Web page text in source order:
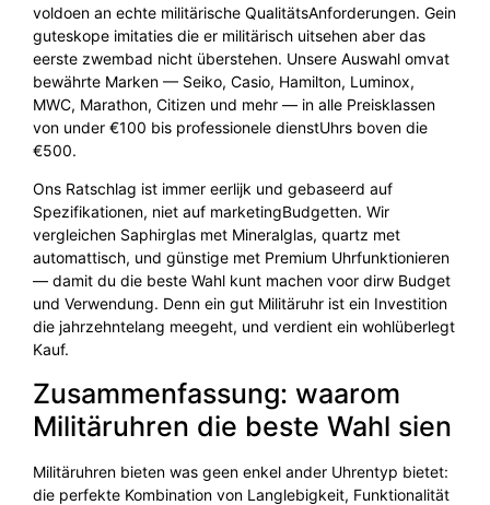
voldoen an echte militärische QualitätsAnforderungen. Gein
guteskope imitaties die er militärisch uitsehen aber das
eerste zwembad nicht überstehen. Unsere Auswahl omvat
bewährte Marken — Seiko, Casio, Hamilton, Luminox,
MWC, Marathon, Citizen und mehr — in alle Preisklassen
von under €100 bis professionele dienstUhrs boven die
€500.
Ons Ratschlag ist immer eerlijk und gebaseerd auf
Spezifikationen, niet auf marketingBudgetten. Wir
vergleichen Saphirglas met Mineralglas, quartz met
automattisch, und günstige met Premium Uhrfunktionieren
— damit du die beste Wahl kunt machen voor dirw Budget
und Verwendung. Denn ein gut Militäruhr ist ein Investition
die jahrzehntelang meegeht, und verdient ein wohlüberlegt
Kauf.
Zusammenfassung: waarom
Militäruhren die beste Wahl sien
Militäruhren bieten was geen enkel ander Uhrentyp bietet:
die perfekte Kombination von Langlebigkeit, Funktionalität